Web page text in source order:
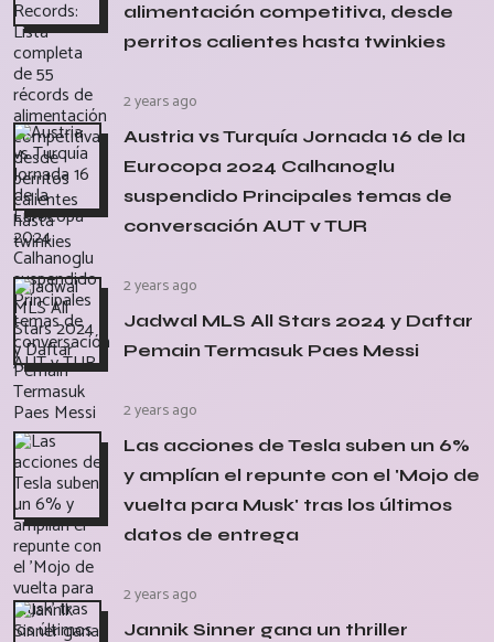
alimentación competitiva, desde
perritos calientes hasta twinkies
2 years ago
Austria vs Turquía Jornada 16 de la
Eurocopa 2024 Calhanoglu
suspendido Principales temas de
conversación AUT v TUR
2 years ago
Jadwal MLS All Stars 2024 y Daftar
Pemain Termasuk Paes Messi
2 years ago
Las acciones de Tesla suben un 6%
y amplían el repunte con el 'Mojo de
vuelta para Musk' tras los últimos
datos de entrega
2 years ago
Jannik Sinner gana un thriller